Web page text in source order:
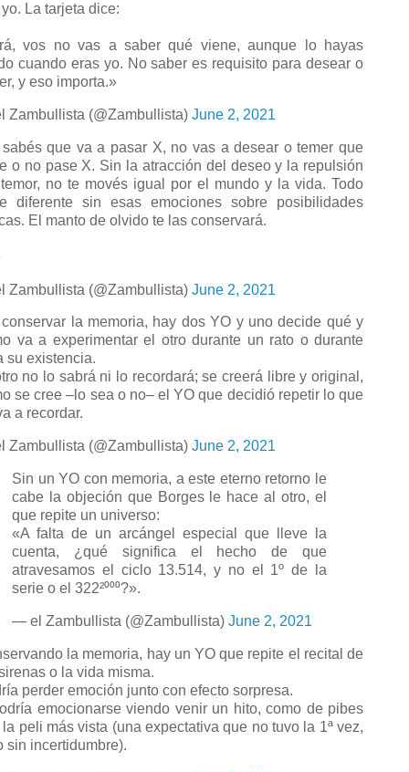
La tarjeta dice:
vos no vas a saber qué viene, aunque lo hayas
cuando eras yo. No saber es requisito para desear o
y eso importa.»
Zambullista (@Zambullista) June 2, 2021
que va a pasar X, no vas a desear o temer que
o no pase X. Sin la atracción del deseo y la repulsión
no te movés igual por el mundo y la vida. Todo
diferente sin esas emociones sobre posibilidades
El manto de olvido te las conservará.
Zambullista (@Zambullista) June 2, 2021
la memoria, hay dos YO y uno decide qué y
va a experimentar el otro durante un rato o durante
su existencia.
no lo sabrá ni lo recordará; se creerá libre y original,
se cree –lo sea o no– el YO que decidió repetir lo que
a recordar.
Zambullista (@Zambullista) June 2, 2021
Sin un YO con memoria, a este eterno retorno le
cabe la objeción que Borges le hace al otro, el
que repite un universo:
«A falta de un arcángel especial que lleve la
cuenta, ¿qué significa el hecho de que
atravesamos el ciclo 13.514, y no el 1º de la
serie o el 322²⁰⁰⁰?».
— el Zambullista (@Zambullista) June 2, 2021
la memoria, hay un YO que repite el recital de
o la vida misma.
perder emoción junto con efecto sorpresa.
emocionarse viendo venir un hito, como de pibes
peli más vista (una expectativa que no tuvo la 1ª vez,
sin incertidumbre).